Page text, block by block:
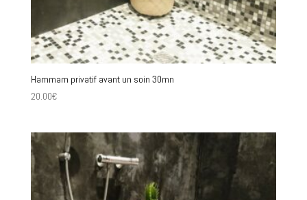
Hammam privatif avant un soin 30mn
20.00€